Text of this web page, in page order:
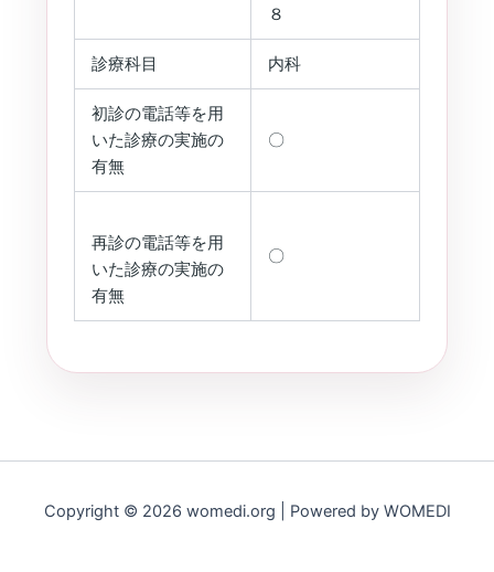
８
診療科目 内科
初診の電話等を用
いた診療の実施の
有無
〇
再診の電話等を用
いた診療の実施の
有無
〇
Copyright © 2026 womedi.org | Powered by WOMEDI